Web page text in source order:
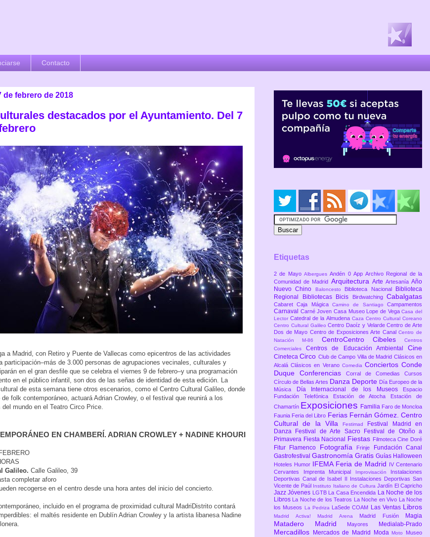
Contacto
de febrero de 2018
destacados por el Ayuntamiento. Del 7
a Madrid, con Retiro y Puente de Vallecas como epicentros de las actividades
participación–más de 3.000 personas de agrupaciones vecinales, culturales y
en el gran desfile que se celebra el viernes 9 de febrero–y una programación
en el público infantil, son dos de las señas de identidad de esta edición. La
de esta semana tiene otros escenarios, como el Centro Cultural Galileo, donde
folk contemporáneo, actuará Adrian Crowley, o el festival que reunirá a los
mundo en el Teatro Circo Price.
EN CHAMBERÍ. ADRIAN CROWLEY + NADINE KHOURI
Galileo. Calle Galileo, 39
completar aforo
recogerse en el centro desde una hora antes del inicio del concierto.
incluido en el programa de proximidad cultural MadriDistrito contará
el maltés residente en Dublín Adrian Crowley y la artista libanesa Nadine
Etiquetas
2 de Mayo AlberguesAndén 0 AppArchivo Regional de la
Comunidad de Madrid Arquitectura Arte ArtesaníaAño
Nuevo Chino
Baloncesto Biblioteca Nacional
Biblioteca
Regional
Bibliotecas Bicis Birdwatching Cabalgatas
CabaretCaja MágicaCamino de SantiagoCampamentos
Carnaval Carné JovenCasa Museo Lope de VegaCasa del
LectorCatedral de la Almudena Caza Centro Cultural Coreano
Centro Cultural GalileoCentro Daoíz y VelardeCentro de Arte
Dos de Mayo Centro de Exposiciones Arte CanalCentro de
Natación M-86 CentroCentro Cibeles
Centros
ComercialesCentros de Educación AmbientalCine
CinetecaCirco Club de Campo Villa de Madrid Clásicos en
AlcaláClásicos en Verano Comedia ConciertosConde
Duque Conferencias Corral de Comedias Cursos
Círculo de Bellas Artes Danza Deporte Día Europeo de la
Música
Día Internacional de los Museos
Espacio
Fundación Telefónica
Estación de Atocha
Estación de
Chamartín Exposiciones Familia Faro de Moncloa
Faunia Feria del Libro Ferias Fernán Gómez. Centro
Cultural de la VillaFestimad
Festival Madrid en
Danza
Festival de Arte Sacro
Festival de Otoño a
Primavera Fiesta Nacional Fiestas Filmoteca Cine Doré
Fitur Flamenco Fotografía Frinje
Fundación Canal
Gastrofestival Gastronomía Gratis Guías Halloween
Hoteles Humor IFEMA Feria de Madrid
IV Centenario
Cervantes
Imprenta Municipal Improvisación
Instalaciones
Deportivas Canal de Isabel II
Instalaciones Deportivas San
Vicente de Paúl
Instituto Italiano de CulturaJardín El Capricho
JazzJóvenes LGTB La Casa Encendida La Noche de los
Libros
La Noche de los Teatros La Noche en Vivo
La Noche
los Museos
La Pedriza LaSede COAM Las Ventas Libros
Madrid Activa! Madrid Arena Madrid Fusión Magia
Matadero Madrid Mayores Medialab-Prado
Mercadillos Mercados de Madrid ModaMoto Museo